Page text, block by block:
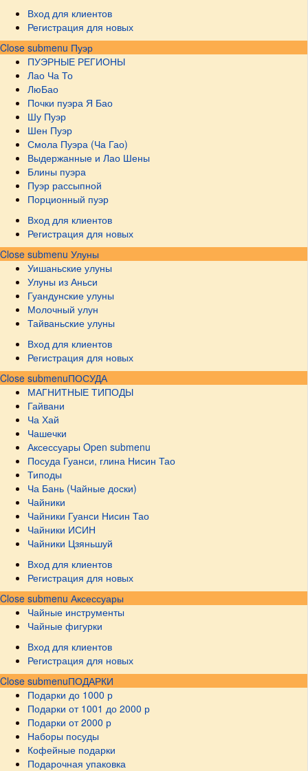
Вход для клиентов
Регистрация для новых
Close submenu Пуэр
ПУЭРНЫЕ РЕГИОНЫ
Лао Ча То
ЛюБао
Почки пуэра Я Бао
Шу Пуэр
Шен Пуэр
Смола Пуэра (Ча Гао)
Выдержанные и Лао Шены
Блины пуэра
Пуэр рассыпной
Порционный пуэр
Вход для клиентов
Регистрация для новых
Close submenu Улуны
Уишаньские улуны
Улуны из Аньси
Гуандунские улуны
Молочный улун
Тайваньские улуны
Вход для клиентов
Регистрация для новых
Close submenuПОСУДА
МАГНИТНЫЕ ТИПОДЫ
Гайвани
Ча Хай
Чашечки
Аксессуары Open submenu
Посуда Гуанси, глина Нисин Тао
Типоды
Ча Бань (Чайные доски)
Чайники
Чайники Гуанси Нисин Тао
Чайники ИСИН
Чайники Цзяньшуй
Вход для клиентов
Регистрация для новых
Close submenu Аксессуары
Чайные инструменты
Чайные фигурки
Вход для клиентов
Регистрация для новых
Close submenuПОДАРКИ
Подарки до 1000 р
Подарки от 1001 до 2000 р
Подарки от 2000 р
Наборы посуды
Кофейные подарки
Подарочная упаковка